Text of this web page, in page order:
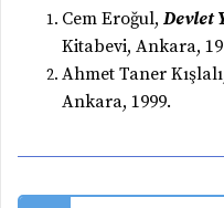
Cem Eroğul, Devlet
Kitabevi, Ankara,
Ahmet Taner
Ankara, 1999.